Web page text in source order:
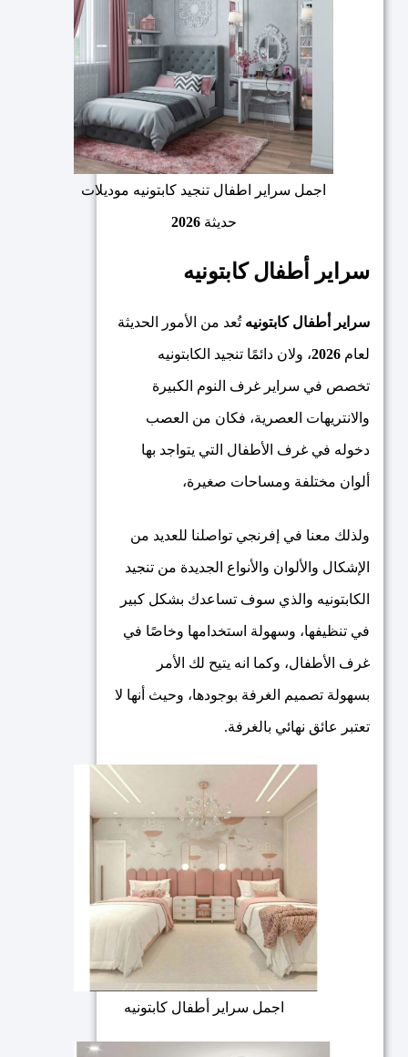
اجمل سراير اطفال تنجيد كابتونيه موديلات
حديثة2026
سراير أطفال كابتونيه
سراير أطفال كابتونيه تُعد من الأمور الحديثة
لعام 2026، ولان دائمًا تنجيد الكابتونيه
تخصص في سراير غرف النوم الكبيرة
والانتريهات العصرية، فكان من العصب
دخوله في غرف الأطفال التي يتواجد بها
ألوان مختلفة ومساحات صغيرة،
ولذلك معنا في إفرنجي تواصلنا للعديد من
الإشكال والألوان والأنواع الجديدة من تنجيد
الكابتونيه والذي سوف تساعدك بشكل كبير
في تنظيفها، وسهولة استخدامها وخاصًا في
غرف الأطفال، وكما انه يتيح لك الأمر
بسهولة تصميم الغرفة بوجودها، وحيث أنها لا
تعتبر عائق نهائي بالغرفة.
اجمل سراير أطفال كابتونيه